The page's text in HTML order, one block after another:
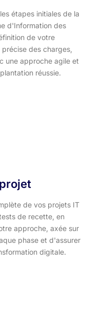
étapes initiales de la
d'Information des
de votre
des charges,
une approche agile et
réussie.
de vos projets IT
de recette, en
approche, axée sur
phase et d'assurer
digitale.